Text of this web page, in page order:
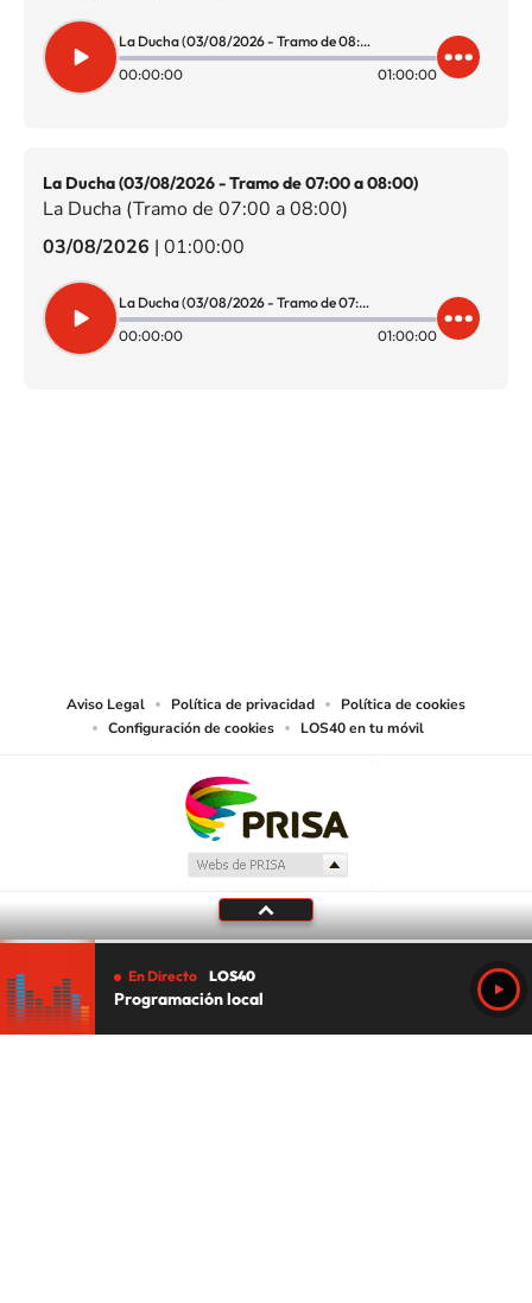
La Ducha (03/08/2026 - Tramo de 08:00 a 09:00)
00:00:00
01:00:00
La Ducha (03/08/2026 - Tramo de 07:00 a 08:00)
La Ducha (Tramo de 07:00 a 08:00)
03/08/2026 | 01:00:00
La Ducha (03/08/2026 - Tramo de 07:00 a 08:00)
00:00:00
01:00:00
Aviso Legal Política de privacidad
Política de cookies
Configuración de cookies
LOS40 en tu móvil
En Directo LOS40
Programación local